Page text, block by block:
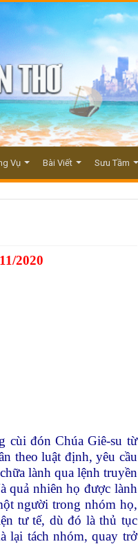
Vụ Bài Viết Sưu Tầm
2020
cùi đón Chúa Giê-su từ
theo luật định, yêu cầu
lành qua lệnh truyền
quả nhiên họ được lành
người trong nhóm họ,
tư tế, dù đó là thủ tục
lại tách nhóm, quay trở